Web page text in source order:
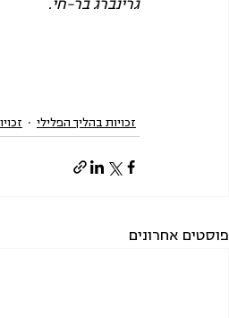
גרינברג בר-חי.
זכויות בהליך הפלילי
פוסטים אחרונים